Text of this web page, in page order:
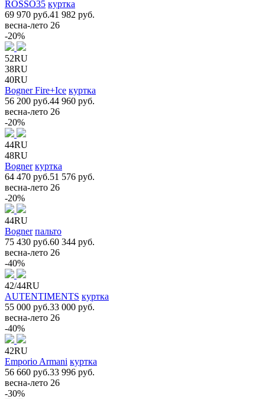
ROSSO35 куртка
69 970 руб.41 982 руб.
весна-лето 26
-20%
52RU
38RU
40RU
Bogner Fire+Ice куртка
56 200 руб.44 960 руб.
весна-лето 26
-20%
44RU
48RU
Bogner куртка
64 470 руб.51 576 руб.
весна-лето 26
-20%
44RU
Bogner пальто
75 430 руб.60 344 руб.
весна-лето 26
-40%
42/44RU
AUTENTIMENTS куртка
55 000 руб.33 000 руб.
весна-лето 26
-40%
42RU
Emporio Armani куртка
56 660 руб.33 996 руб.
весна-лето 26
-30%